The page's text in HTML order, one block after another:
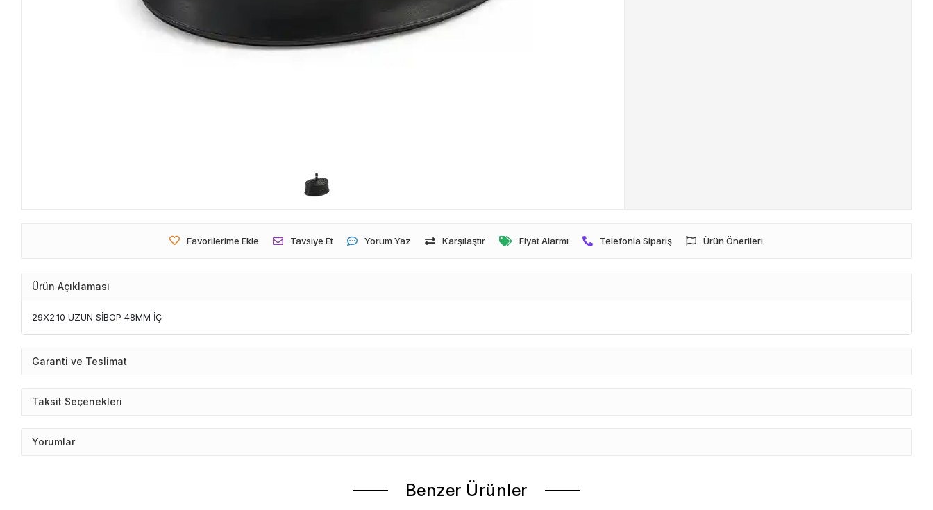
Favorilerime Ekle Tavsiye Et Yorum Yaz Karşılaştır Fiyat Alarmı Telefonla Sipariş Ürün Önerileri
Ürün Açıklaması
29X2.10 UZUN SİBOP 48MM İÇ
Garanti ve Teslimat
Taksit Seçenekleri
Yorumlar
Benzer Ürünler